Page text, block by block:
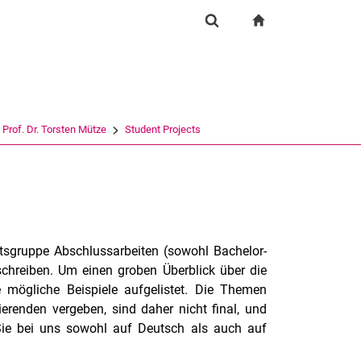
Prof. Dr. Torsten Mütze Student Projects
Abschlussarbeiten (sowohl Bachelor-
Um einen groben Überblick über die
Beispiele aufgelistet. Die Themen
vergeben, sind daher nicht final, und
bei uns sowohl auf Deutsch als auch auf